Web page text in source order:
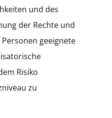
und des
der Rechte und
geeignete
Risiko
zu